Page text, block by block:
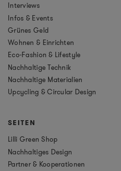
Interviews
Infos & Events
Grünes Geld
Wohnen & Einrichten
Eco-Fashion & Lifestyle
Nachhaltige Technik
Nachhaltige Materialien
Upcycling & Circular Design
SEITEN
Lilli Green Shop
Nachhaltiges Design
Partner & Kooperationen